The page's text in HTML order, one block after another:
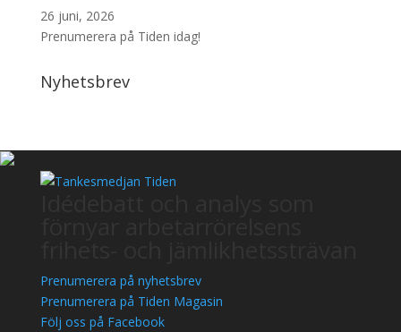
26 juni, 2026
Prenumerera på Tiden idag!
Nyhetsbrev
Prenumerera på nyhetsbrev
Prenumerera på Tiden Magasin
Följ oss på Facebook